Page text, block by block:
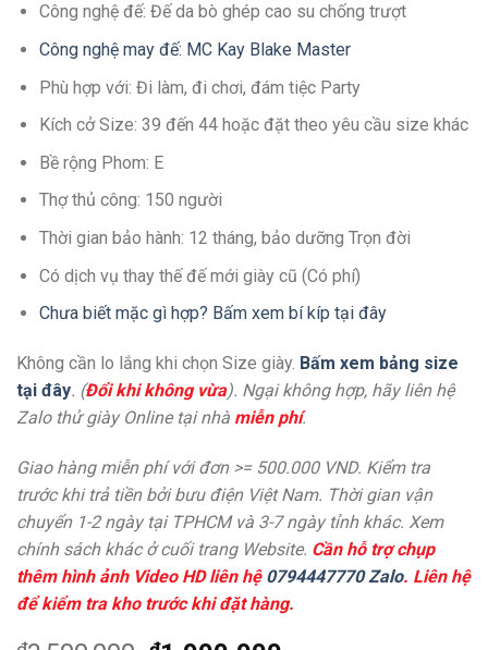
Công nghệ đế: Đế da bò ghép cao su chống trượt
Công nghệ may đế: MC Kay Blake Master
Phù hợp với: Đi làm, đi chơi, đám tiệc Party
Kích cở Size: 39 đến 44 hoặc đặt theo yêu cầu size khác
Bề rộng Phom: E
Thợ thủ công: 150 người
Thời gian bảo hành: 12 tháng, bảo dưỡng Trọn đời
Có dịch vụ thay thế đế mới giày cũ (Có phí)
Chưa biết mặc gì hợp? Bấm xem bí kíp tại đây
Không cần lo lắng khi chọn Size giày. Bấm xem bảng size
tại đây. (Đổi khi không vừa). Ngại không hợp, hãy liên hệ
Zalo thử giày Online tại nhà miễn phí.
Giao hàng miễn phí với đơn >= 500.000 VND. Kiểm tra
trước khi trả tiền bởi bưu điện Việt Nam. Thời gian vận
chuyển 1-2 ngày tại TPHCM và 3-7 ngày tỉnh khác. Xem
chính sách khác ở cuối trang Website. Cần hỗ trợ chụp
thêm hình ảnh Video HD liên hệ 0794447770 Zalo. Liên hệ
để kiểm tra kho trước khi đặt hàng.